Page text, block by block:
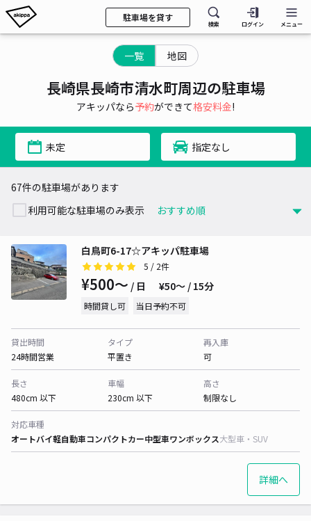
駐車場を貸す
検索 ログイン メニュー
一覧 地図
長崎県長崎市清水町周辺の駐車場
アキッパなら予約ができて格安料金!
未定 指定なし
67件の駐車場があります
利用可能な駐車場のみ表示
白鳥町6-17☆アキッパ駐車場
5 / 2件
¥500〜 / 日 ¥50〜 / 15分
時間貸し可 当日予約不可
貸出時間
24時間営業
タイプ
平置き
再入庫
可
長さ
480cm 以下
車幅
230cm 以下
高さ
制限なし
対応車種
オートバイ軽自動車コンパクトカー中型車ワンボックス大型車・SUV
詳細へ